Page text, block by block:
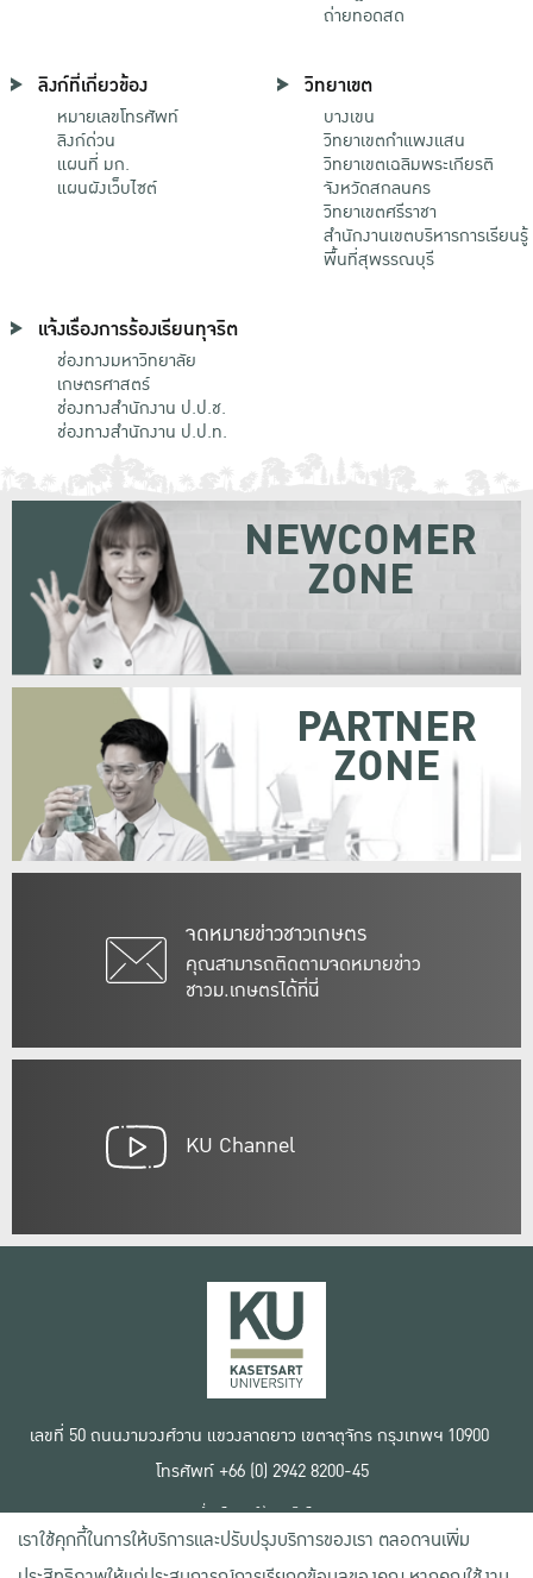
ถ่ายทอดสด
ลิงก์ที่เกี่ยวข้อง
หมายเลขโทรศัพท์
ลิงก์ด่วน
แผนที่ มก.
แผนผังเว็บไซต์
วิทยาเขต
บางเขน
วิทยาเขตกําแพงแสน
วิทยาเขตเฉลิมพระเกียรติ
จังหวัดสกลนคร
วิทยาเขตศรีราชา
สำนักงานเขตบริหารการเรียนรู้
พื้นที่สุพรรณบุรี
แจ้งเรื่องการร้องเรียนทุจริต
ช่องทางมหาวิทยาลัย
เกษตรศาสตร์
ช่องทางสำนักงาน ป.ป.ช.
ช่องทางสำนักงาน ป.ป.ท.
จดหมายข่าวชาวเกษตร
คุณสามารถติดตามจดหมายข่าว
ชาวม.เกษตรได้ที่นี่
NEWCOMER
ZONE
PARTNER
ZONE
KU Channel
เลขที่ 50 ถนนงามวงศ์วาน แขวงลาดยาว เขตจตุจักร กรุงเทพฯ 10900
โทรศัพท์ +66 (0) 2942 8200-45
เงื่อนไขการใช้งานเว็บไซต์
ข้อตกลงด้านสิทธิ์ใช้งาน
นโยบายความเป็นส่วนตัว
เราใช้คุกกี้ในการให้บริการและปรับปรุงบริการของเรา ตลอดจนเพิ่ม